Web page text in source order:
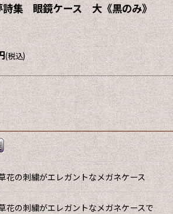
集 眼鏡ケース 大《黒のみ》
(税込)
花の刺繍がエレガントなメガネケース
花の刺繍がエレガントなメガネケースで